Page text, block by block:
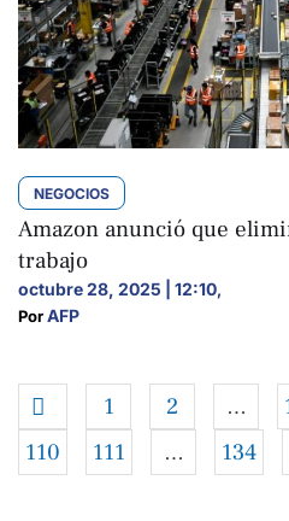
NEGOCIOS
Amazon anunció que
trabajo
octubre 28, 2025 | 12:10,
Por AFP
1 2 …
110
111 … 134